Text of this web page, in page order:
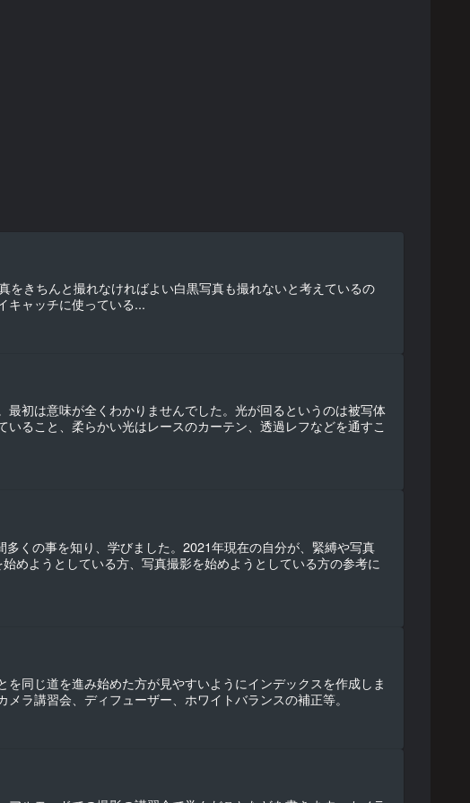
きちんと撮れなければよい白黒写真も撮れないと考えているの
キャッチに使っている...
初は意味が全くわかりませんでした。光が回るというのは被写体
ること、柔らかい光はレースのカーテン、透過レフなどを通すこ
くの事を知り、学びました。2021年現在の自分が、緊縛や写真
めようとしている方、写真撮影を始めようとしている方の参考に
同じ道を進み始めた方が見やすいようにインデックスを作成しま
ラ講習会、ディフューザー、ホワイトバランスの補正等。